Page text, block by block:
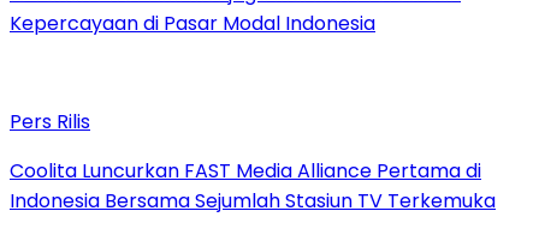
Kepercayaan di Pasar Modal Indonesia
Pers Rilis
Coolita Luncurkan FAST Media Alliance Pertama di
Indonesia Bersama Sejumlah Stasiun TV Terkemuka